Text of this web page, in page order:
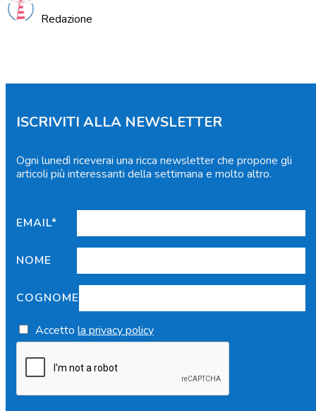
Redazione
ISCRIVITI ALLA NEWSLETTER
Ogni lunedì riceverai una ricca newsletter che propone gli
articoli più interessanti della settimana e molto altro.
EMAIL*
NOME
COGNOME
Accetto la privacy policy